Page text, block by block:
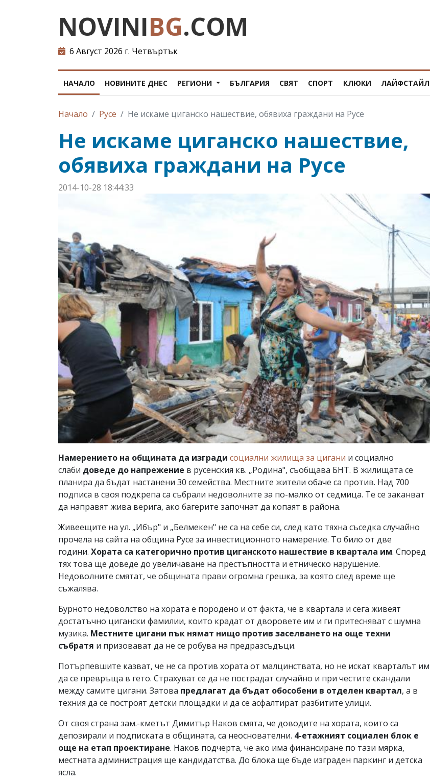
NOVINIBG.COM
6 Август 2026 г. Четвъртък
НАЧАЛО НОВИНИТЕ ДНЕС РЕГИОНИ БЪЛГАРИЯ СВЯТ СПОРТ КЛЮКИ ЛАЙФСТАЙЛ
Начало Русе Не искаме циганско нашествие, обявиха граждани на Русе
Не искаме циганско нашествие,
обявиха граждани на Русе
2014-10-28 18:44:33
Намерението на общината да изгради социални жилища за цигани и социално
слаби доведе до напрежение в русенския кв. „Родина", съобщава БНТ. В жилищата се
планира да бъдат настанени 30 семейства. Местните жители обаче са против. Над 700
подписа в своя подкрепа са събрали недоволните за по-малко от седмица. Те се заканват
да направят жива верига, ако багерите започнат да копаят в района.
Живеещите на ул. „Ибър" и „Белмекен" не са на себе си, след като тяхна съседка случайно
прочела на сайта на община Русе за инвестиционното намерение. То било от две
години. Хората са категорично против циганското нашествие в квартала им. Според
тях това ще доведе до увеличаване на престъпността и етническо нарушение.
Недоволните смятат, че общината прави огромна грешка, за която след време ще
съжалява.
Бурното недоволство на хората е породено и от факта, че в квартала и сега живеят
достатъчно цигански фамилии, които крадат от дворовете им и ги притесняват с шумна
музика. Местните цигани пък нямат нищо против заселването на още техни
събратя и призовават да не се робува на предразсъдъци.
Потърпевшите казват, че не са против хората от малцинствата, но не искат кварталът им
да се превръща в гето. Страхуват се да не пострадат случайно и при честите скандали
между самите цигани. Затова предлагат да бъдат обособени в отделен квартал, а в
техния да се построят детски площадки и да се асфалтират разбитите улици.
От своя страна зам.-кметът Димитър Наков смята, че доводите на хората, които са
депозирали и подписката в общината, са неоснователни. 4-етажният социален блок е
още на етап проектиране. Наков подчерта, че ако има финансиране по тази мярка,
местната администрация ще кандидатства. До блока ще бъде изграден паркинг и детска
ясла.